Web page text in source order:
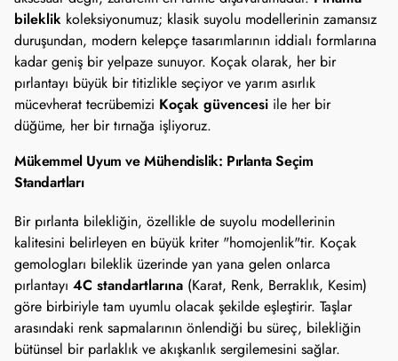
bileklik koleksiyonumuz; klasik suyolu modellerinin zamansız
duruşundan, modern kelepçe tasarımlarının iddialı formlarına
kadar geniş bir yelpaze sunuyor. Koçak olarak, her bir
pırlantayı büyük bir titizlikle seçiyor ve yarım asırlık
mücevherat tecrübemizi Koçak güvencesi ile her bir
düğüme, her bir tırnağa işliyoruz.
Mükemmel Uyum ve Mühendislik: Pırlanta Seçim
Standartları
Bir pırlanta bilekliğin, özellikle de suyolu modellerinin
kalitesini belirleyen en büyük kriter "homojenlik"tir. Koçak
gemologları bileklik üzerinde yan yana gelen onlarca
pırlantayı 4C standartlarına (Karat, Renk, Berraklık, Kesim)
göre birbiriyle tam uyumlu olacak şekilde eşleştirir. Taşlar
arasındaki renk sapmalarının önlendiği bu süreç, bilekliğin
bütünsel bir parlaklık ve akışkanlık sergilemesini sağlar.